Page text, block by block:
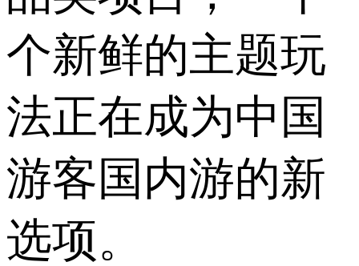
个新鲜的主题玩
法正在成为中国
游客国内游的新
选项。